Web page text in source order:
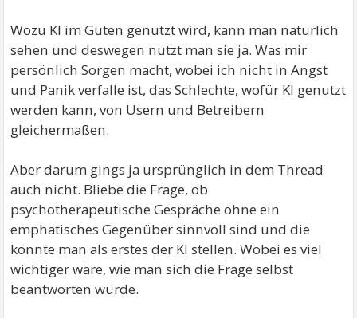
Wozu KI im Guten genutzt wird, kann man natürlich
sehen und deswegen nutzt man sie ja. Was mir
persönlich Sorgen macht, wobei ich nicht in Angst
und Panik verfalle ist, das Schlechte, wofür KI genutzt
werden kann, von Usern und Betreibern
gleichermaßen.
Aber darum gings ja ursprünglich in dem Thread
auch nicht. Bliebe die Frage, ob
psychotherapeutische Gespräche ohne ein
emphatisches Gegenüber sinnvoll sind und die
könnte man als erstes der KI stellen. Wobei es viel
wichtiger wäre, wie man sich die Frage selbst
beantworten würde.